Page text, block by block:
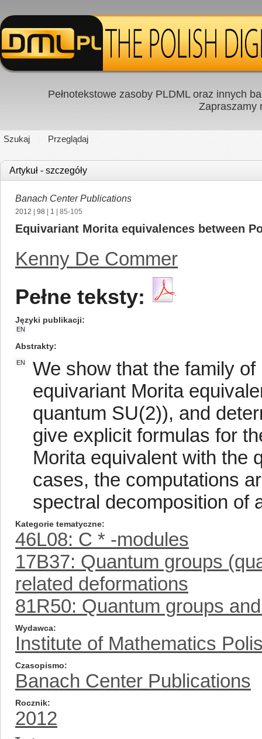
Pełnotekstowe zasoby PLDML oraz innych
Zapraszamy
Szukaj Przeglądaj
Artykuł - szczegóły
Banach Center Publications
2012 98 1 | 85-105
Equivariant Morita equivalences between
Kenny De Commer
Pełne teksty:
Języki publikacji
EN
Abstrakty
EN
We show that the family
equivariant Morita
quantum SU(2)), and
give explicit formulas for
Morita equivalent with the
cases, the computations
spectral decomposition of
Kategorie tematyczne
46L08: C * -modules
17B37: Quantum groups
related deformations
81R50: Quantum groups
Wydawca
Institute of Mathematics
Czasopismo
Banach Center Publications
Rocznik
2012